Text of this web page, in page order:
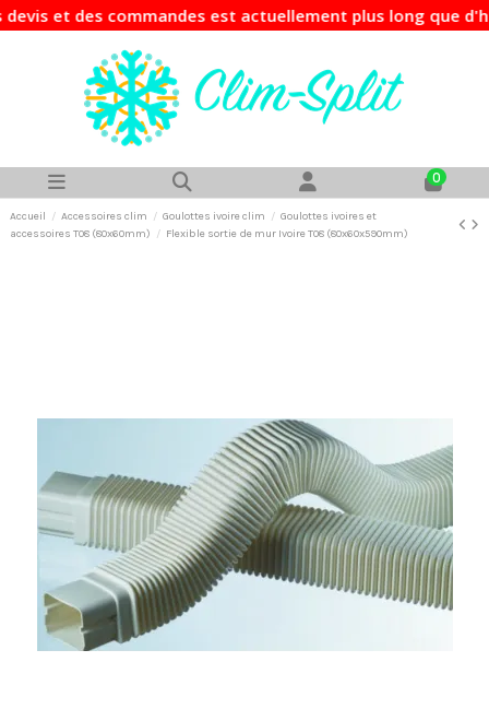
commandes est actuellement plus long que
0
Accueil Accessoires clim Goulottes ivoire clim
Goulottes ivoires et
accessoires T08 (80x60mm)
Flexible sortie de mur Ivoire T08 (80x60x590mm)